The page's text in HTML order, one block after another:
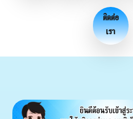
ติดต่อ
เรา